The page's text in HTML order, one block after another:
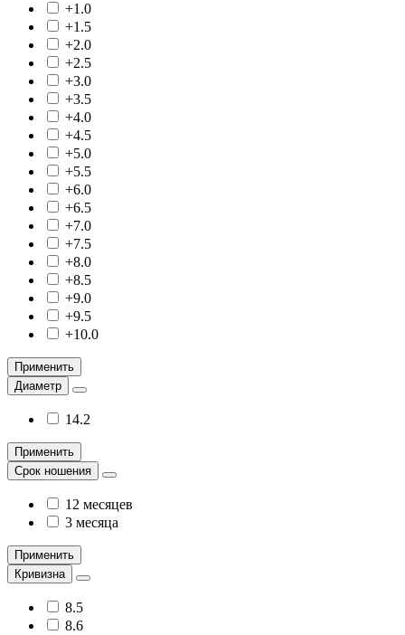
+1.0
+1.5
+2.0
+2.5
+3.0
+3.5
+4.0
+4.5
+5.0
+5.5
+6.0
+6.5
+7.0
+7.5
+8.0
+8.5
+9.0
+9.5
+10.0
Применить
Диаметр
14.2
Применить
Срок ношения
12 месяцев
3 месяца
Применить
Кривизна
8.5
8.6